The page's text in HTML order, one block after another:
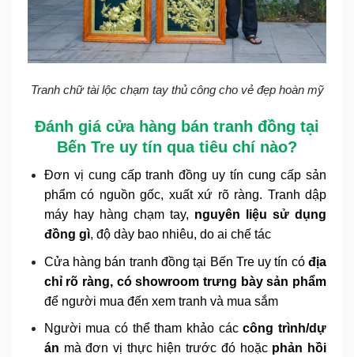
Tranh chữ tài lộc chạm tay thủ công cho vẻ đẹp hoàn mỹ
Đánh giá cửa hàng bán tranh đồng tại
Bến Tre uy tín qua tiêu chí nào?
Đơn vị cung cấp tranh đồng uy tín cung cấp sản
phẩm có nguồn gốc, xuất xứ rõ ràng. Tranh dập
máy hay hàng chạm tay, nguyên liệu sử dụng
đồng gì, độ dày bao nhiêu, do ai chế tác
Cửa hàng bán tranh đồng tại Bến Tre uy tín có địa
chỉ rõ ràng, có showroom trưng bày sản phẩm
để người mua đến xem tranh và mua sắm
Người mua có thể tham khảo cáccông trình/dự
án mà đơn vị thực hiện trước đó hoặc phản hồi